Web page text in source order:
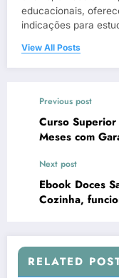
educacionais,
indicações para
View All Posts
Previous post
Curso Superior
Meses com
Next post
Ebook Doces
Cozinha,
RELATED